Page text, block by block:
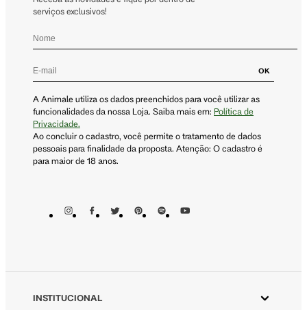
serviços exclusivos!
OK
A Animale utiliza os dados preenchidos para você utilizar as
funcionalidades da nossa Loja. Saiba mais em: Política de
Privacidade.
Ao concluir o cadastro, você permite o tratamento de dados
pessoais para finalidade da proposta. Atenção: O cadastro é
para maior de 18 anos.
INSTITUCIONAL